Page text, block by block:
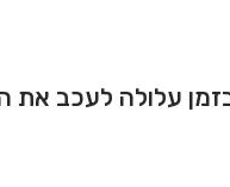
עלולה לעכב